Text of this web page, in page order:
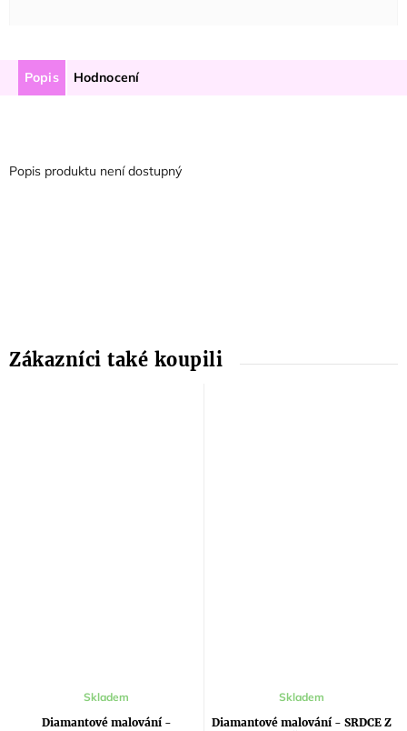
Popis Hodnocení
Popis produktu není dostupný
Diamantové malování -
Skladem
Diamantové malování - SRDCE Z
Skladem